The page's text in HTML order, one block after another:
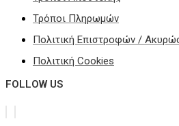
Τρόποι Πληρωμών
Πολιτική Επιστροφών /
Πολιτική Cookies
FOLLOW US